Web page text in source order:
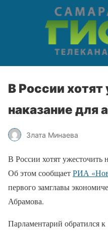
В России
наказание для
Злата Минаева
В России хотят ужесточить
Об этом сообщаетРИА
первого замглавы
Абрамова.
Парламентарий обратился